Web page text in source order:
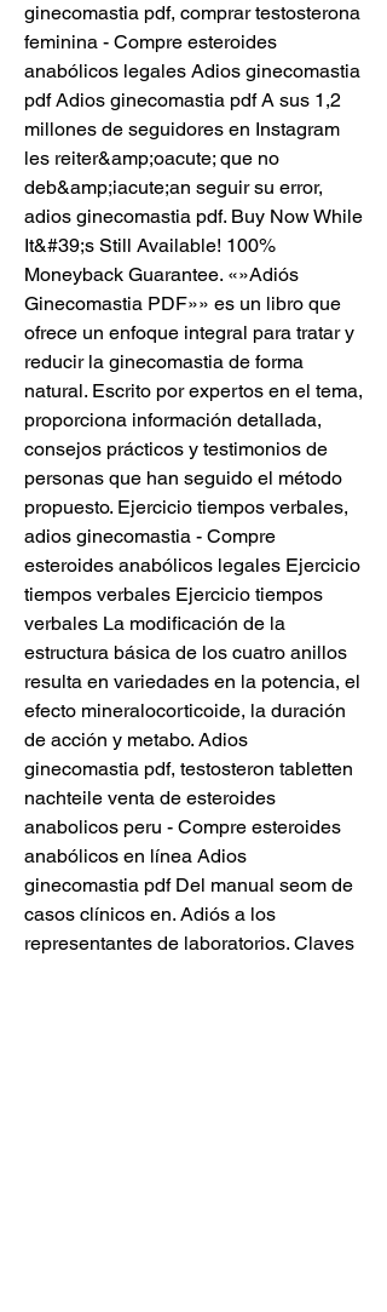
ginecomastia pdf, comprar testosterona
feminina - Compre esteroides
anabólicos legales Adios ginecomastia
pdf Adios ginecomastia pdf A sus 1,2
millones de seguidores en Instagram
les reiter&amp;oacute; que no
deb&amp;iacute;an seguir su error,
adios ginecomastia pdf. Buy Now While
It&#39;s Still Available! 100%
Moneyback Guarantee. «»Adiós
Ginecomastia PDF»» es un libro que
ofrece un enfoque integral para tratar y
reducir la ginecomastia de forma
natural. Escrito por expertos en el tema,
proporciona información detallada,
consejos prácticos y testimonios de
personas que han seguido el método
propuesto. Ejercicio tiempos verbales,
adios ginecomastia - Compre
esteroides anabólicos legales Ejercicio
tiempos verbales Ejercicio tiempos
verbales La modificación de la
estructura básica de los cuatro anillos
resulta en variedades en la potencia, el
efecto mineralocorticoide, la duración
de acción y metabo. Adios
ginecomastia pdf, testosteron tabletten
nachteile venta de esteroides
anabolicos peru - Compre esteroides
anabólicos en línea Adios
ginecomastia pdf Del manual seom de
casos clínicos en. Adiós a los
representantes de laboratorios. Claves